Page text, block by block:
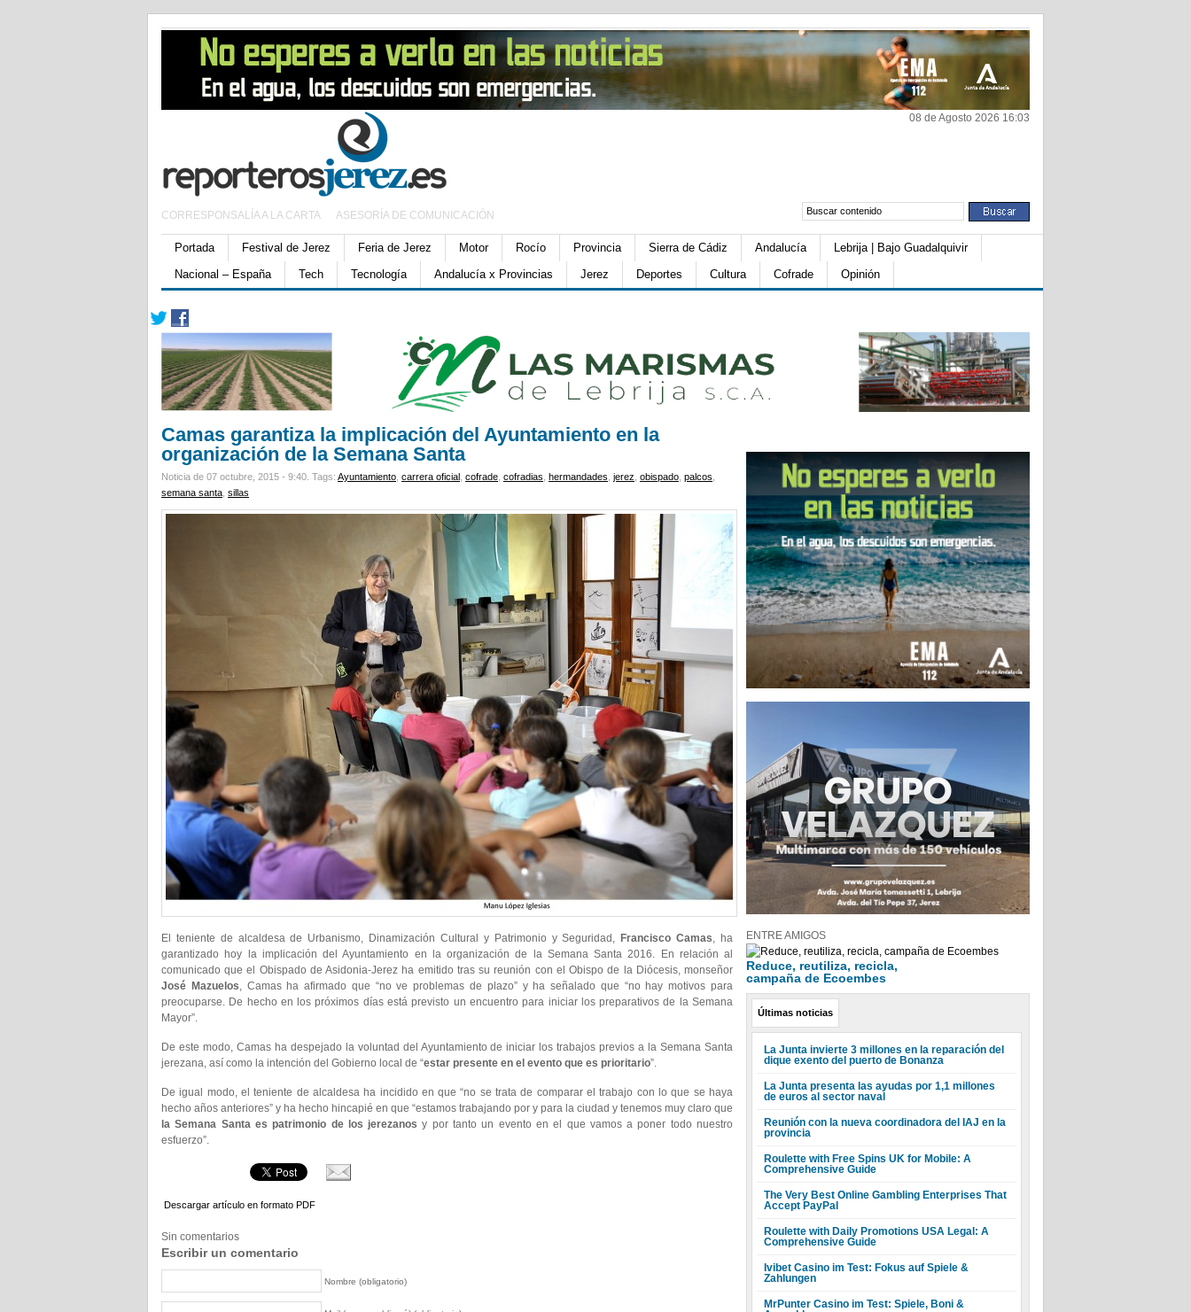
08 de Agosto 2026 16:03
CORRESPONSALÍA A LA CARTA ASESORÍA DE COMUNICACIÓN
Portada Festival de Jerez Feria de Jerez Motor Rocío Provincia Sierra de Cádiz Andalucía
Lebrija | Bajo Guadalquivir
Nacional – España
Tech Tecnología Andalucía x Provincias Jerez Deportes Cultura Cofrade Opinión
Camas garantiza la implicación del Ayuntamiento en la
organización de la Semana Santa
Noticia de 07 octubre, 2015 - 9:40. Tags: Ayuntamiento carrera oficial cofrade cofradias hermandades jerez obispado palcos
semana santa sillas
El teniente de alcaldesa de Urbanismo, Dinamización Cultural y Patrimonio y Seguridad, Francisco Camas, ha
garantizado hoy la implicación del Ayuntamiento en la organización de la Semana Santa 2016. En relación al
comunicado que el Obispado de Asidonia-Jerez ha emitido tras su reunión con el Obispo de la Diócesis, monseñor
José Mazuelos, Camas ha afirmado que “no ve problemas de plazo” y ha señalado que “no hay motivos para
preocuparse. De hecho en los próximos días está previsto un encuentro para iniciar los preparativos de la Semana
Mayor”.
De este modo, Camas ha despejado la voluntad del Ayuntamiento de iniciar los trabajos previos a la Semana Santa
jerezana, así como la intención del Gobierno local de “estar presente en el evento que es prioritario”.
De igual modo, el teniente de alcaldesa ha incidido en que “no se trata de comparar el trabajo con lo que se haya
hecho años anteriores” y ha hecho hincapié en que “estamos trabajando por y para la ciudad y tenemos muy claro que
la Semana Santa es patrimonio de los jerezanos y por tanto un evento en el que vamos a poner todo nuestro
esfuerzo”.
Descargar artículo en formato PDF
Sin comentarios
Escribir un comentario
Nombre (obligatorio)
ENTRE AMIGOS
Reduce, reutiliza, recicla,
campaña de Ecoembes
Últimas noticias
La Junta invierte 3 millones en la reparación del
dique exento del puerto de Bonanza
La Junta presenta las ayudas por 1,1 millones
de euros al sector naval
Reunión con la nueva coordinadora del IAJ en la
provincia
Roulette with Free Spins UK for Mobile: A
Comprehensive Guide
The Very Best Online Gambling Enterprises That
Accept PayPal
Roulette with Daily Promotions USA Legal: A
Comprehensive Guide
Ivibet Casino im Test: Fokus auf Spiele &
Zahlungen
MrPunter Casino im Test: Spiele, Boni &